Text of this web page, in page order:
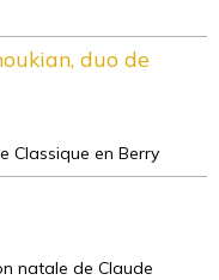
duo de
Classique en Berry
natale de Claude